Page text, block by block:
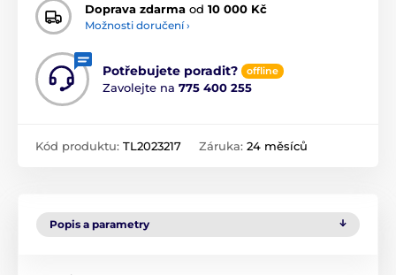
Doprava zdarma od 10 000 Kč
Možnosti doručení ›
Potřebujete poradit? offline
Zavolejte na 775 400 255
Kód produktu: TL2023217 Záruka: 24 měsíců
Popis a parametry